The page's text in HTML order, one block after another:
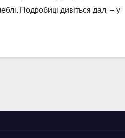
Подробиці дивіться далі – у